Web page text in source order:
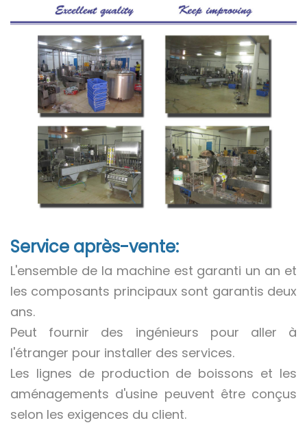
Service après-vente:
L'ensemble de la machine est garanti un an et
les composants principaux sont garantis deux
ans.
Peut fournir des ingénieurs pour aller à
l'étranger pour installer des services.
Les lignes de production de boissons et les
aménagements d'usine peuvent être conçus
selon les exigences du client.